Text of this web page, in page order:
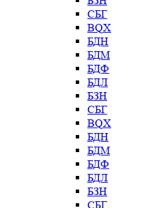
СБГ
BQX
БДН
БДМ
БДФ
БДЛ
БЗН
СБГ
BQX
БДН
БДМ
БДФ
БДЛ
БЗН
СБГ